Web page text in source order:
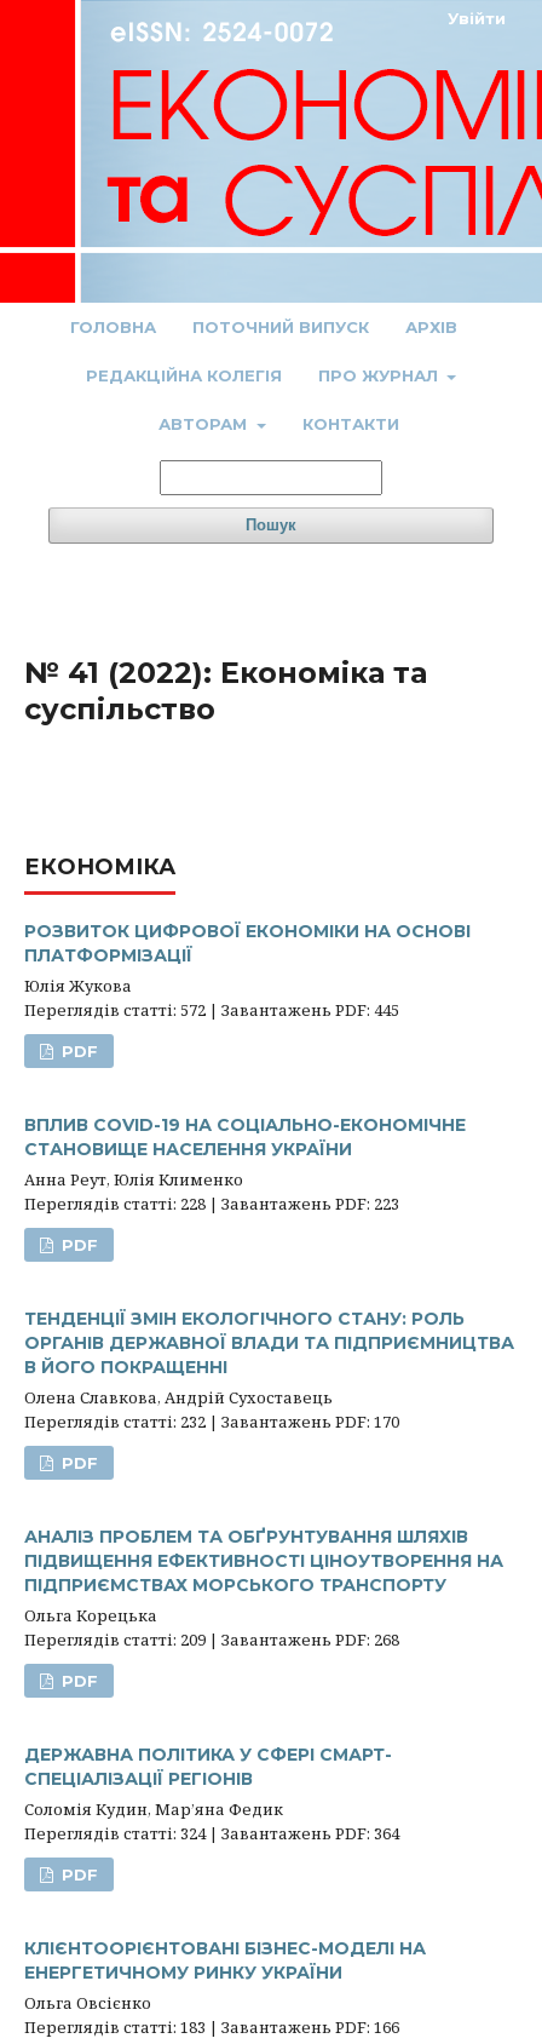
ГОЛОВНА ПОТОЧНИЙ ВИПУСК АРХІВ
РЕДАКЦІЙНА КОЛЕГІЯ ПРО ЖУРНАЛ
АВТОРАМ КОНТАКТИ
Пошук
Увійти
№ 41 (2022): Економіка та
суспільство
ЕКОНОМІКА
РОЗВИТОК ЦИФРОВОЇ ЕКОНОМІКИ НА ОСНОВІ
ПЛАТФОРМІЗАЦІЇ
Юлія Жукова
Переглядів статті: 572 | Завантажень PDF: 445
PDF
ВПЛИВ СOVID-19 НА СОЦІАЛЬНО-ЕКОНОМІЧНЕ
СТАНОВИЩЕ НАСЕЛЕННЯ УКРАЇНИ
Анна Реут, Юлія Клименко
Переглядів статті: 228 | Завантажень PDF: 223
PDF
ТЕНДЕНЦІЇ ЗМІН ЕКОЛОГІЧНОГО СТАНУ: РОЛЬ
ОРГАНІВ ДЕРЖАВНОЇ ВЛАДИ ТА ПІДПРИЄМНИЦТВА
В ЙОГО ПОКРАЩЕННІ
Олена Славкова, Андрій Сухоставець
Переглядів статті: 232 | Завантажень PDF: 170
PDF
АНАЛІЗ ПРОБЛЕМ ТА ОБҐРУНТУВАННЯ ШЛЯХІВ
ПІДВИЩЕННЯ ЕФЕКТИВНОСТІ ЦІНОУТВОРЕННЯ НА
ПІДПРИЄМСТВАХ МОРСЬКОГО ТРАНСПОРТУ
Ольга Корецька
Переглядів статті: 209 | Завантажень PDF: 268
PDF
ДЕРЖАВНА ПОЛІТИКА У СФЕРІ СМАРТ-
СПЕЦІАЛІЗАЦІЇ РЕГІОНІВ
Соломія Кудин, Мар’яна Федик
Переглядів статті: 324 | Завантажень PDF: 364
PDF
КЛІЄНТООРІЄНТОВАНІ БІЗНЕС-МОДЕЛІ НА
ЕНЕРГЕТИЧНОМУ РИНКУ УКРАЇНИ
Ольга Овсієнко
Переглядів статті: 183 | Завантажень PDF: 166